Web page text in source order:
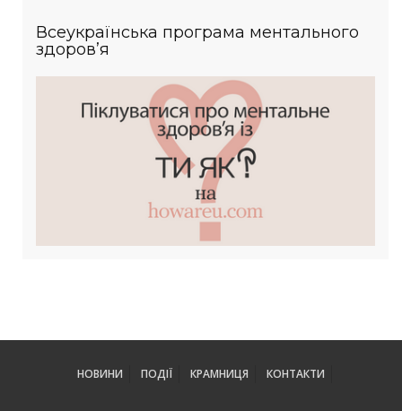
Всеукраїнська програма ментального
здоров’я
НОВИНИ ПОДІЇ КРАМНИЦЯ КОНТАКТИ